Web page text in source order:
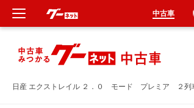
日産 エクストレイル ２．０ モード プレミア ２列
中古車
新車
中古車